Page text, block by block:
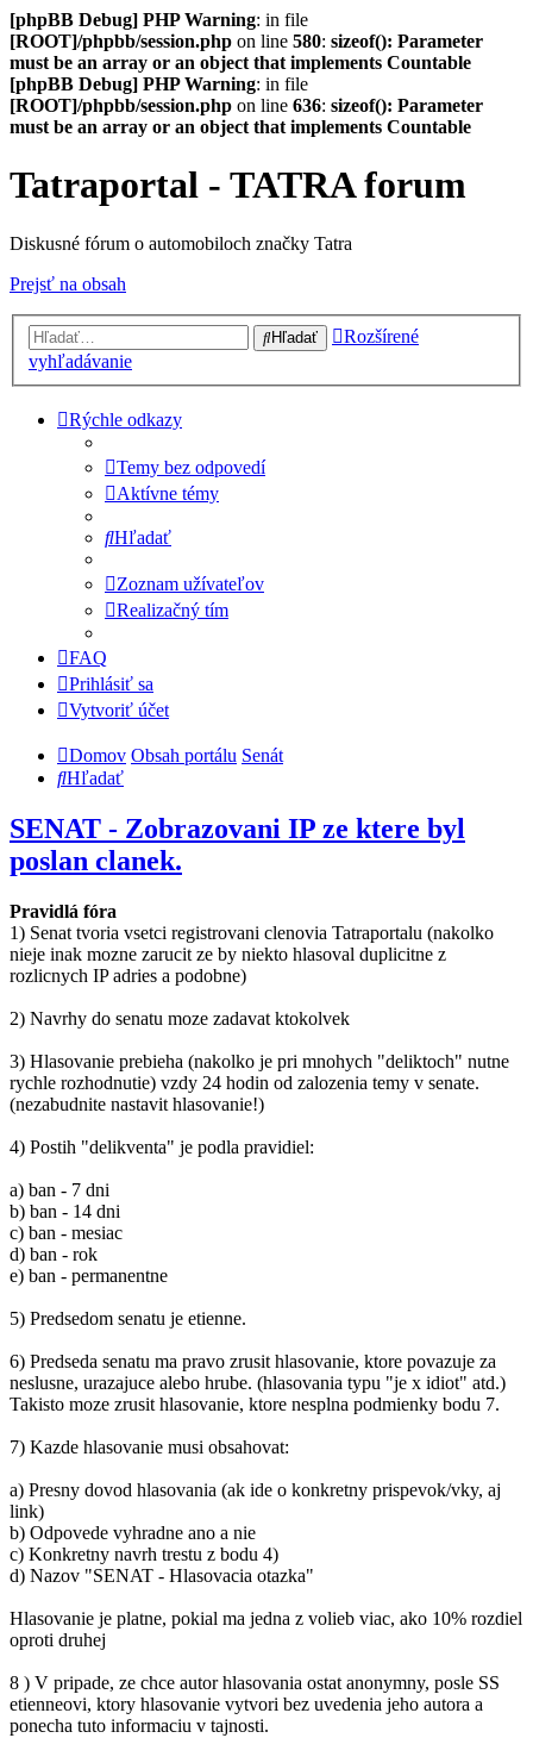
[phpBB Debug] PHP Warning: in file
[ROOT]/phpbb/session.php on line 580: sizeof(): Parameter
must be an array or an object that implements Countable
[phpBB Debug] PHP Warning: in file
[ROOT]/phpbb/session.php on line 636: sizeof(): Parameter
must be an array or an object that implements Countable
Tatraportal - TATRA forum
Diskusné fórum o automobiloch značky Tatra
Prejsť na obsah
Hľadať
Rozšírené
vyhľadávanie
Rýchle odkazy
Temy bez odpovedí
Aktívne témy
Hľadať
Zoznam užívateľov
Realizačný tím
FAQ
Prihlásiť sa
Vytvoriť účet
Domov Obsah portálu Senát
Hľadať
SENAT - Zobrazovani IP ze ktere byl
poslan clanek.
Pravidlá fóra
1) Senat tvoria vsetci registrovani clenovia Tatraportalu (nakolko
nieje inak mozne zarucit ze by niekto hlasoval duplicitne z
rozlicnych IP adries a podobne)
2) Navrhy do senatu moze zadavat ktokolvek
3) Hlasovanie prebieha (nakolko je pri mnohych "deliktoch" nutne
rychle rozhodnutie) vzdy 24 hodin od zalozenia temy v senate.
(nezabudnite nastavit hlasovanie!)
4) Postih "delikventa" je podla pravidiel:
a) ban - 7 dni
b) ban - 14 dni
c) ban - mesiac
d) ban - rok
e) ban - permanentne
5) Predsedom senatu je etienne.
6) Predseda senatu ma pravo zrusit hlasovanie, ktore povazuje za
neslusne, urazajuce alebo hrube. (hlasovania typu "je x idiot" atd.)
Takisto moze zrusit hlasovanie, ktore nesplna podmienky bodu 7.
7) Kazde hlasovanie musi obsahovat:
a) Presny dovod hlasovania (ak ide o konkretny prispevok/vky, aj
link)
b) Odpovede vyhradne ano a nie
c) Konkretny navrh trestu z bodu 4)
d) Nazov "SENAT - Hlasovacia otazka"
Hlasovanie je platne, pokial ma jedna z volieb viac, ako 10% rozdiel
oproti druhej
8 ) V pripade, ze chce autor hlasovania ostat anonymny, posle SS
etienneovi, ktory hlasovanie vytvori bez uvedenia jeho autora a
ponecha tuto informaciu v tajnosti.